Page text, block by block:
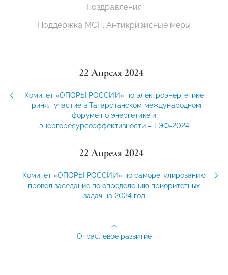
Поздравления
Поддержка МСП. Антикризисные меры
22 Апреля 2024
Комитет «ОПОРЫ РОССИИ» по электроэнергетике
принял участие в Татарстанском международном
форуме по энергетике и
энергоресурсоэффективности – ТЭФ-2024
22 Апреля 2024
Комитет «ОПОРЫ РОССИИ» по саморегулированию
провел заседание по определению приоритетных
задач на 2024 год
Отраслевое развитие